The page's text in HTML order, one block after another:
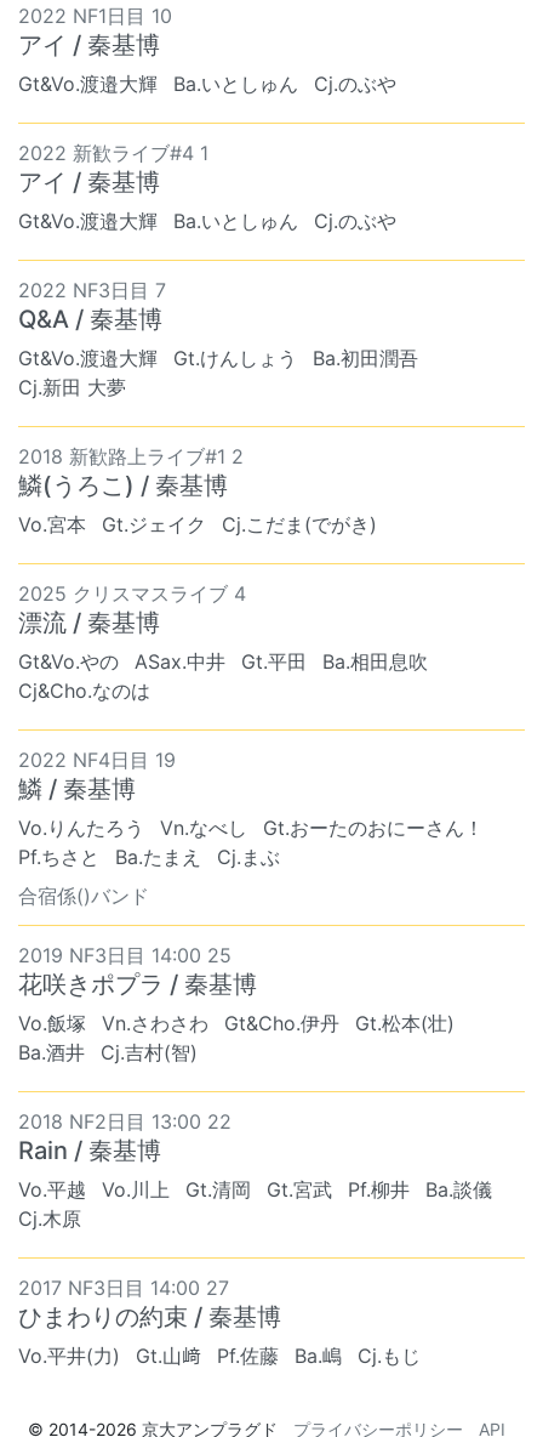
2022 NF1日目 10
アイ / 秦基博
Gt&Vo.渡邉大輝 Ba.いとしゅん Cj.のぶや
2022 新歓ライブ#4 1
アイ / 秦基博
Gt&Vo.渡邉大輝 Ba.いとしゅん Cj.のぶや
2022 NF3日目 7
Q&A / 秦基博
Gt&Vo.渡邉大輝 Gt.けんしょう
Ba.初田潤吾
Cj.新田 大夢
2018 新歓路上ライブ#1 2
鱗(うろこ) / 秦基博
Vo.宮本 Gt.ジェイク Cj.こだま(でがき)
2025 クリスマスライブ 4
漂流 / 秦基博
Gt&Vo.やの ASax.中井 Gt.平田
Ba.相田息吹
Cj&Cho.なのは
2022 NF4日目 19
鱗 / 秦基博
Vo.りんたろう Vn.なべし
Gt.おーたのおにーさん！
Pf.ちさと
Ba.たまえ
Cj.まぶ
合宿係()バンド
2019 NF3日目 14:00 25
花咲きポプラ / 秦基博
Vo.飯塚 Vn.さわさわ Gt&Cho.伊丹
Gt.松本(壮)
Ba.酒井
Cj.吉村(智)
2018 NF2日目 13:00 22
Rain / 秦基博
Vo.平越 Vo.川上 Gt.清岡 Gt.宮武 Pf.柳井
Ba.談儀
Cj.木原
2017 NF3日目 14:00 27
ひまわりの約束 / 秦基博
Vo.平井(力) Gt.山﨑 Pf.佐藤 Ba.嶋 Cj.もじ
© 2014-2026 京大アンプラグド プライバシーポリシー API